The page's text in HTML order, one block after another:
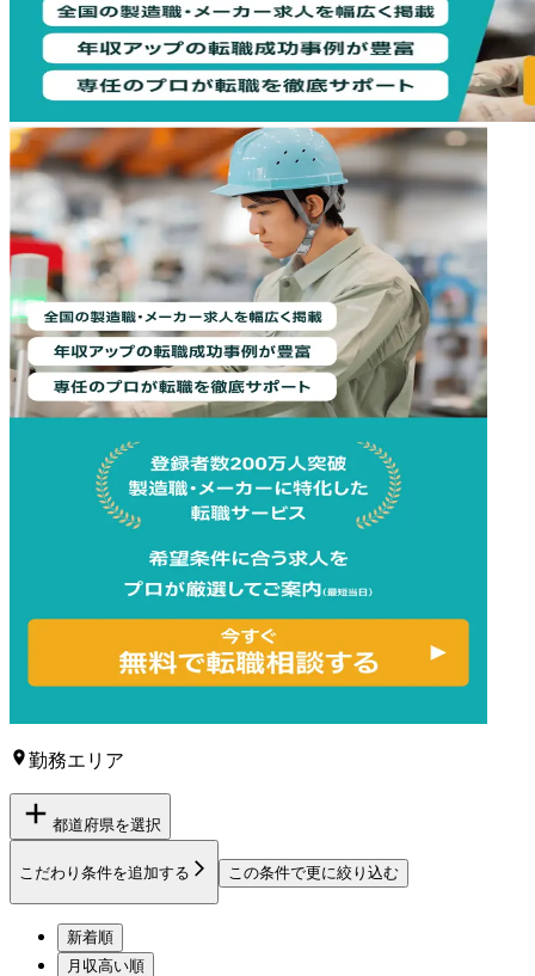
勤務エリア
都道府県を選択
こだわり条件を追加する この条件で更に絞り込む
新着順
月収高い順